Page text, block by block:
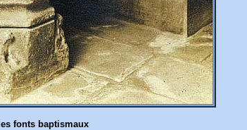
les fonts baptismaux